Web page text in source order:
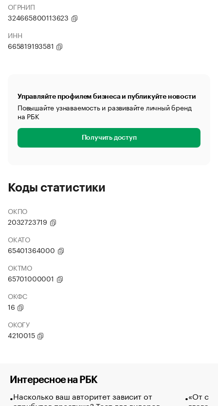
ОГРНИП
324665800113623
ИНН
665819193581
Управляйте профилем бизнеса и публикуйте новости
Повышайте узнаваемость и развивайте личный бренд
на РБК
Получить доступ
Коды статистики
ОКПО
2032723719
ОКАТО
65401364000
ОКТМО
65701000001
ОКФС
16
ОКОГУ
4210015
Интересное на РБК
Насколько ваш авторитет зависит от
«От